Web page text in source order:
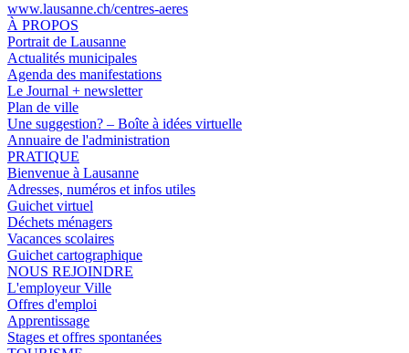
www.lausanne.ch/centres-aeres
À PROPOS
Portrait de Lausanne
Actualités municipales
Agenda des manifestations
Le Journal + newsletter
Plan de ville
Une suggestion? – Boîte à idées virtuelle
Annuaire de l'administration
PRATIQUE
Bienvenue à Lausanne
Adresses, numéros et infos utiles
Guichet virtuel
Déchets ménagers
Vacances scolaires
Guichet cartographique
NOUS REJOINDRE
L'employeur Ville
Offres d'emploi
Apprentissage
Stages et offres spontanées